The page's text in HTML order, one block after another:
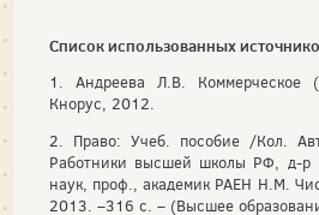
Список использованных
1. Андреева Л.В. Коммерческое
Кнорус, 2012.
2. Право: Учеб. пособие /Кол.
Работники высшей школы РФ, д-р
наук, проф., академик РАЕН Н.М.
2013. –316 с. – (Высшее